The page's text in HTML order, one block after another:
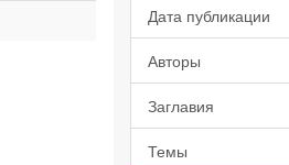
Дата публикации
Авторы
Заглавия
Темы